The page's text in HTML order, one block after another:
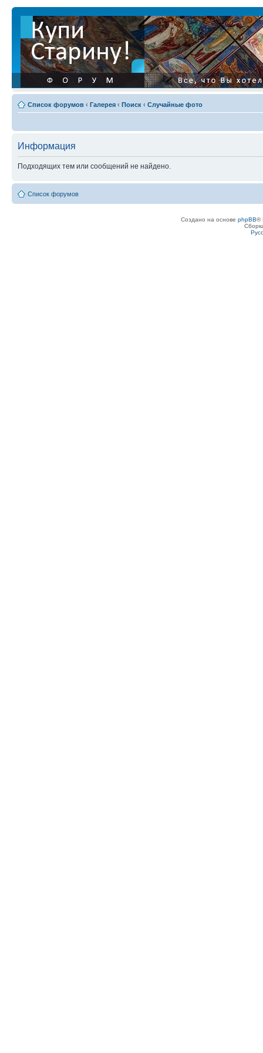
Список форумов ‹ Галерея ‹ Поиск ‹ Случайные фото
Информация
Подходящих тем или сообщений не найдено.
Список форумов
Создано на основе phpBB®